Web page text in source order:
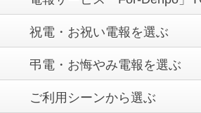
祝電・お祝い電報を選ぶ
弔電・お悔やみ電報を選ぶ
ご利用シーンから選ぶ